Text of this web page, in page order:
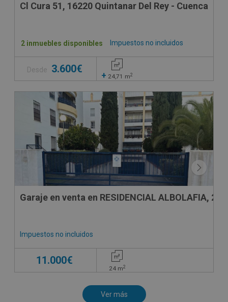
Cl Cura 51, 16220 Quintanar Del Rey - Cuenca
Impuestos no incluidos
2 inmuebles disponibles
Desde 3.600€
+ 24,71 m2
Garaje en venta en RESIDENCIAL ALBOLAFIA, 24
Impuestos no incluidos
11.000€
24 m2